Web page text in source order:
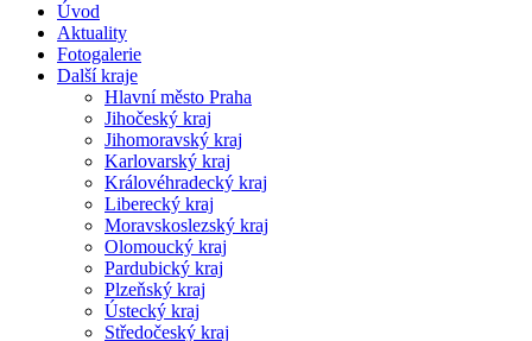
Úvod
Aktuality
Fotogalerie
Další kraje
Hlavní město Praha
Jihočeský kraj
Jihomoravský kraj
Karlovarský kraj
Královéhradecký kraj
Liberecký kraj
Moravskoslezský kraj
Olomoucký kraj
Pardubický kraj
Plzeňský kraj
Ústecký kraj
Středočeský kraj